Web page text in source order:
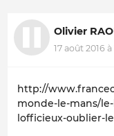
Olivier
17 août 2016 à
http://
monde-le-mans/
lofficieux-oublier-